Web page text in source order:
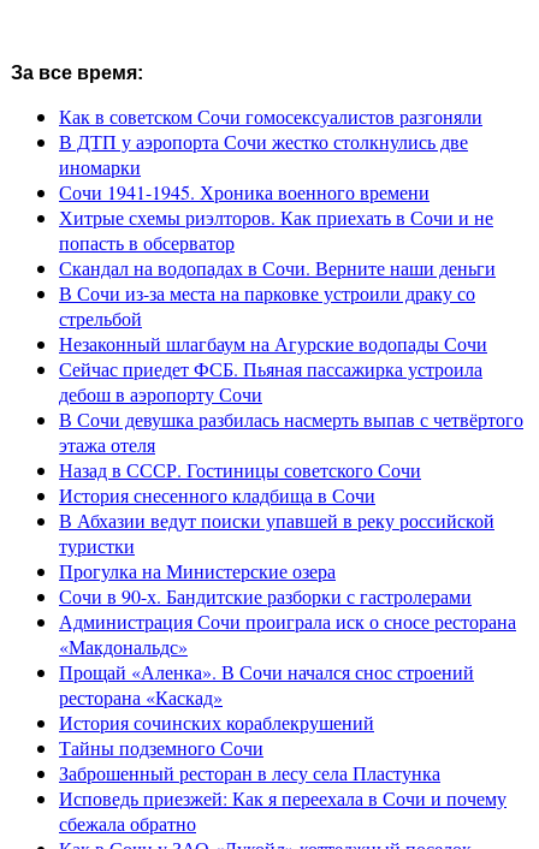
За все время:
Как в советском Сочи гомосексуалистов разгоняли
В ДТП у аэропорта Сочи жестко столкнулись две
иномарки
Сочи 1941-1945. Хроника военного времени
Хитрые схемы риэлторов. Как приехать в Сочи и не
попасть в обсерватор
Скандал на водопадах в Сочи. Верните наши деньги
В Сочи из-за места на парковке устроили драку со
стрельбой
Незаконный шлагбаум на Агурские водопады Сочи
Сейчас приедет ФСБ. Пьяная пассажирка устроила
дебош в аэропорту Сочи
В Сочи девушка разбилась насмерть выпав с четвёртого
этажа отеля
Назад в СССР. Гостиницы советского Сочи
История снесенного кладбища в Сочи
В Абхазии ведут поиски упавшей в реку российской
туристки
Прогулка на Министерские озера
Сочи в 90-х. Бандитские разборки с гастролерами
Администрация Сочи проиграла иск о сносе ресторана
«Макдональдс»
Прощай «Аленка». В Сочи начался снос строений
ресторана «Каскад»
История сочинских кораблекрушений
Тайны подземного Сочи
Заброшенный ресторан в лесу села Пластунка
Исповедь приезжей: Как я переехала в Сочи и почему
сбежала обратно